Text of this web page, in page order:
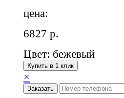
цена:
6827 р.
Цвет: бежевый
Купить в 1 клик
×
Заказать